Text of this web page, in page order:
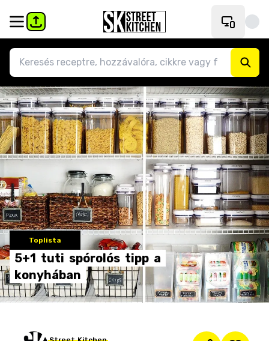
Toplista
5+1 tuti spórolós tipp a
konyhában